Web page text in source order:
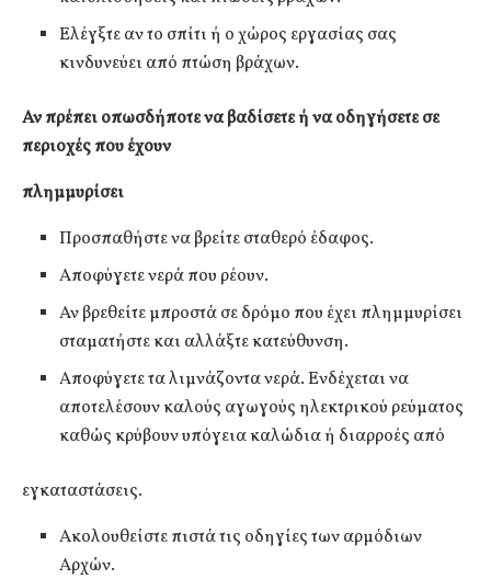
Ελέγξτε αν το σπίτι ή ο χώρος εργασίας σας
κινδυνεύει από πτώση βράχων.
Αν πρέπει οπωσδήποτε να βαδίσετε ή να οδηγήσετε σε
περιοχές που έχουν
πλημμυρίσει
Προσπαθήστε να βρείτε σταθερό έδαφος.
Αποφύγετε νερά που ρέουν.
Αν βρεθείτε μπροστά σε δρόμο που έχει πλημμυρίσει
σταματήστε και αλλάξτε κατεύθυνση.
Αποφύγετε τα λιμνάζοντα νερά. Ενδέχεται να
αποτελέσουν καλούς αγωγούς ηλεκτρικού ρεύματος
καθώς κρύβουν υπόγεια καλώδια ή διαρροές από
εγκαταστάσεις.
Ακολουθείστε πιστά τις οδηγίες των αρμόδιων
Αρχών.